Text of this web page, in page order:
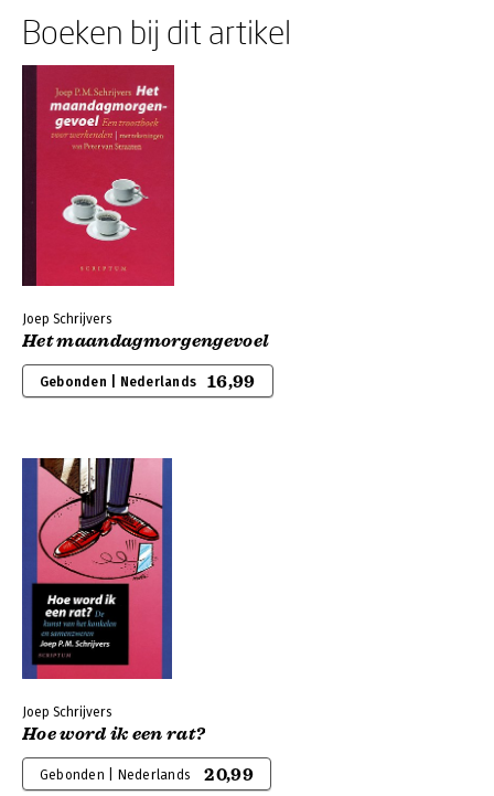
Boeken bij dit artikel
Joep Schrijvers
Het maandagmorgengevoel
Gebonden | Nederlands 16,99
Joep Schrijvers
Hoe word ik een rat?
Gebonden | Nederlands 20,99